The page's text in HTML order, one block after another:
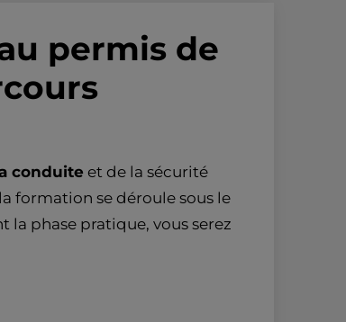
permis de
conduite et de la sécurité
formation se déroule sous le
la phase pratique, vous serez